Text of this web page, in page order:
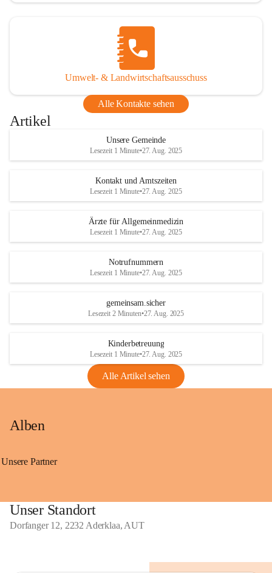
Umwelt- & Landwirtschaftsausschuss
Alle Kontakte sehen
Artikel
Unsere Gemeinde
Lesezeit 1 Minute•27. Aug. 2025
Kontakt und Amtszeiten
Lesezeit 1 Minute•27. Aug. 2025
Ärzte für Allgemeinmedizin
Lesezeit 1 Minute•27. Aug. 2025
Notrufnummern
Lesezeit 1 Minute•27. Aug. 2025
gemeinsam.sicher
Lesezeit 2 Minuten•27. Aug. 2025
Kinderbetreuung
Lesezeit 1 Minute•27. Aug. 2025
Alle Artikel sehen
Alben
Unsere Partner
Unser Standort
Dorfanger 12, 2232 Aderklaa, AUT